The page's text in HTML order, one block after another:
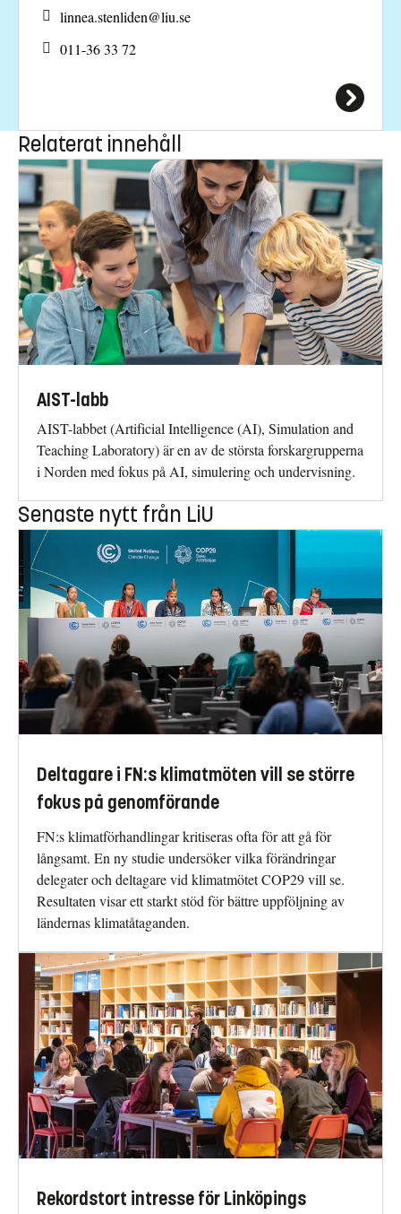
linnea.stenliden@liu.se
011-36 33 72
Relaterat innehåll
AIST-labb
AIST-labbet (Artificial Intelligence (AI), Simulation and
Teaching Laboratory) är en av de största forskargrupperna
i Norden med fokus på AI, simulering och undervisning.
Senaste nytt från LiU
Deltagare i FN:s klimatmöten vill se större
fokus på genomförande
FN:s klimatförhandlingar kritiseras ofta för att gå för
långsamt. En ny studie undersöker vilka förändringar
delegater och deltagare vid klimatmötet COP29 vill se.
Resultaten visar ett starkt stöd för bättre uppföljning av
ländernas klimatåtaganden.
Rekordstort intresse för Linköpings